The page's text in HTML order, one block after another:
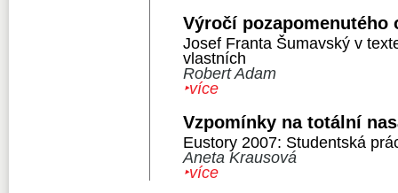
Výročí pozapomenutého
Josef Franta Šumavský v
vlastních
Robert Adam
‣více
Vzpomínky na totální
Eustory 2007: Studentská
Aneta Krausová
‣více